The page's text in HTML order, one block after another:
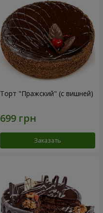
Торт "Пражский" (с вишней)
Заказать